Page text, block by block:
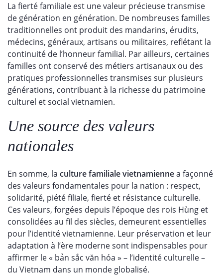
La fierté familiale est une valeur précieuse transmise
de génération en génération. De nombreuses familles
traditionnelles ont produit des mandarins, érudits,
médecins, généraux, artisans ou militaires, reflétant la
continuité de l’honneur familial. Par ailleurs, certaines
familles ont conservé des métiers artisanaux ou des
pratiques professionnelles transmises sur plusieurs
générations, contribuant à la richesse du patrimoine
culturel et social vietnamien.
Une source des valeurs
nationales
En somme, la culture familiale vietnamiennea façonné
des valeurs fondamentales pour la nation : respect,
solidarité, piété filiale, fierté et résistance culturelle.
Ces valeurs, forgées depuis l’époque des rois Hùng et
consolidées au fil des siècles, demeurent essentielles
pour l’identité vietnamienne. Leur préservation et leur
adaptation à l’ère moderne sont indispensables pour
affirmer le « bản sắc văn hóa » – l’identité culturelle –
du Vietnam dans un monde globalisé.